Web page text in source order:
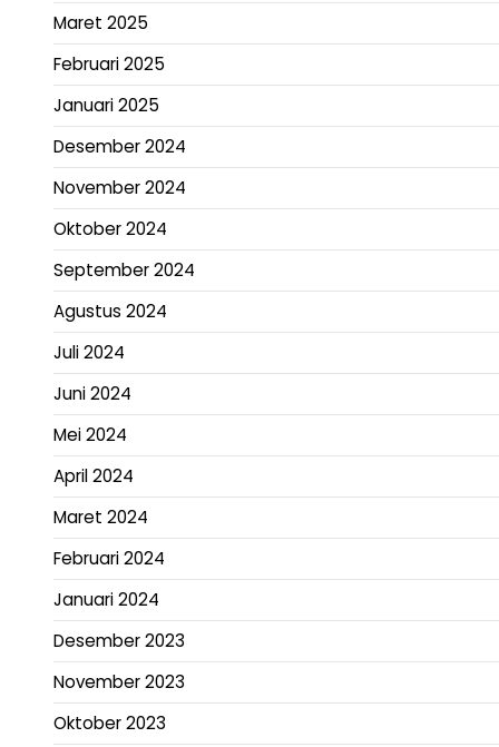
Maret 2025
Februari 2025
Januari 2025
Desember 2024
November 2024
Oktober 2024
September 2024
Agustus 2024
Juli 2024
Juni 2024
Mei 2024
April 2024
Maret 2024
Februari 2024
Januari 2024
Desember 2023
November 2023
Oktober 2023